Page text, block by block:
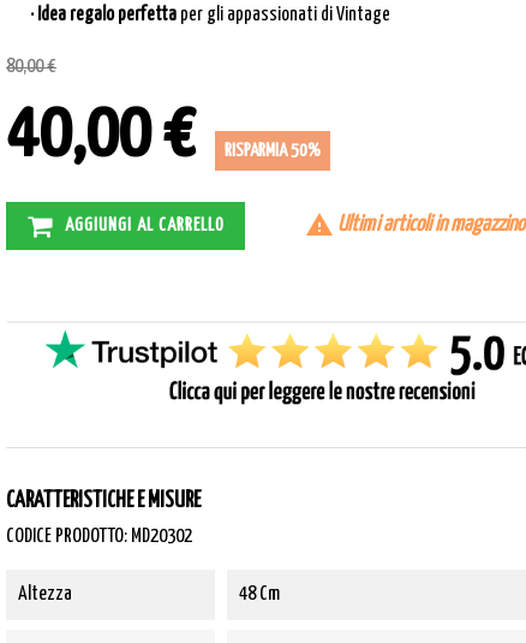
· Idea regalo perfetta per gli appassionati di Vintage
80,00 €
40,00 € RISPARMIA 50%
AGGIUNGI AL CARRELLO  Ultimi articoli in magazzino
CARATTERISTICHE E MISURE
CODICE PRODOTTO: MD20302
Altezza 48 Cm